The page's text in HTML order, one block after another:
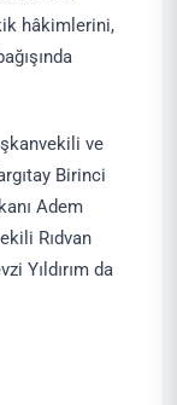
hâkimlerini,
ve
Birinci
Adem
Rıdvan
Yıldırım da